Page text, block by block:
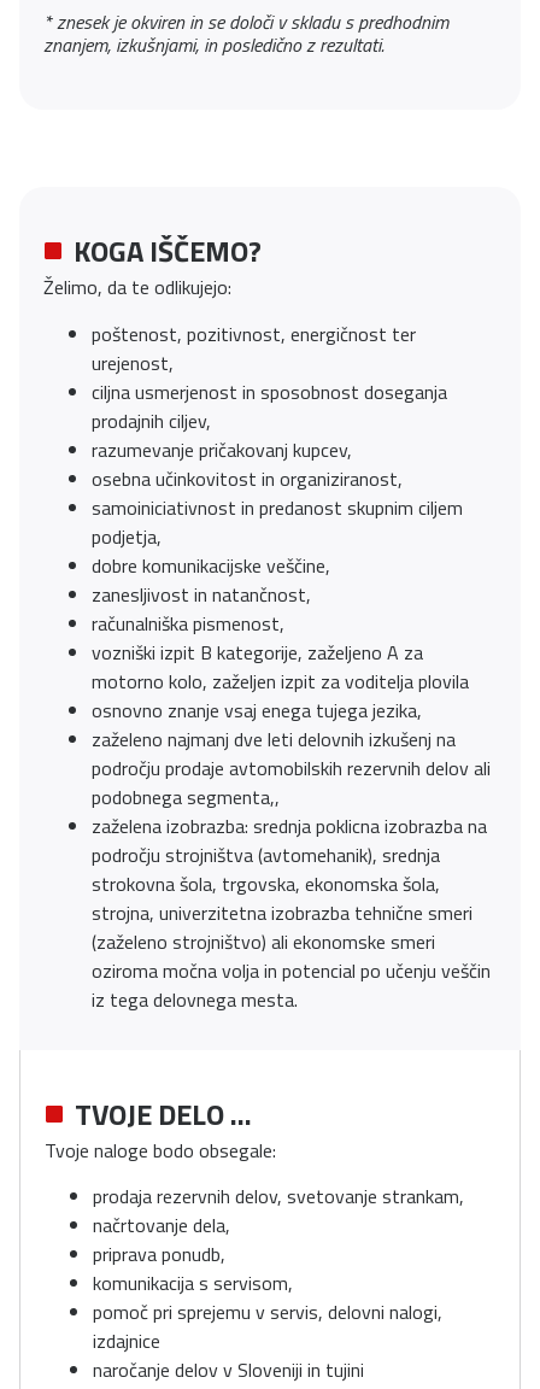
* znesek je okviren in se določi v skladu s predhodnim
znanjem, izkušnjami, in posledično z rezultati.
KOGA IŠČEMO?
Želimo, da te odlikujejo:
poštenost, pozitivnost, energičnost ter
urejenost,
ciljna usmerjenost in sposobnost doseganja
prodajnih ciljev,
razumevanje pričakovanj kupcev,
osebna učinkovitost in organiziranost,
samoiniciativnost in predanost skupnim ciljem
podjetja,
dobre komunikacijske veščine,
zanesljivost in natančnost,
računalniška pismenost,
vozniški izpit B kategorije, zaželjeno A za
motorno kolo, zaželjen izpit za voditelja plovila
osnovno znanje vsaj enega tujega jezika,
zaželeno najmanj dve leti delovnih izkušenj na
področju prodaje avtomobilskih rezervnih delov ali
podobnega segmenta,,
zaželena izobrazba: srednja poklicna izobrazba na
področju strojništva (avtomehanik), srednja
strokovna šola, trgovska, ekonomska šola,
strojna, univerzitetna izobrazba tehnične smeri
(zaželeno strojništvo) ali ekonomske smeri
oziroma močna volja in potencial po učenju veščin
iz tega delovnega mesta.
TVOJE DELO ...
Tvoje naloge bodo obsegale:
prodaja rezervnih delov, svetovanje strankam,
načrtovanje dela,
priprava ponudb,
komunikacija s servisom,
pomoč pri sprejemu v servis, delovni nalogi,
izdajnice
naročanje delov v Sloveniji in tujini